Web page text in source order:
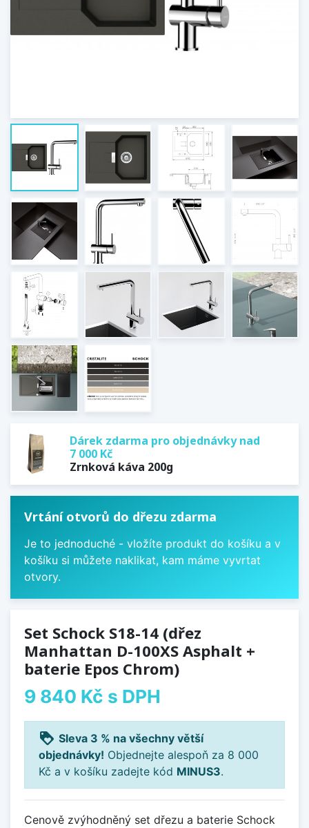
Dárek zdarma pro objednávky nad
7 000 Kč
Zrnková káva 200g
Vrtání otvorů do dřezu zdarma
Je to jednoduché - vložíte produkt do košíku a v
košíku si můžete naklikat, kam máme vyvrtat
otvory.
Set Schock S18-14 (dřez
Manhattan D-100XS Asphalt +
baterie Epos Chrom)
9 840 Kč s DPH
loyalty Sleva 3 % na všechny větší
objednávky! Objednejte alespoň za 8 000
Kč a v košíku zadejte kód MINUS3.
Cenově zvýhodněný set dřezu a baterie Schock